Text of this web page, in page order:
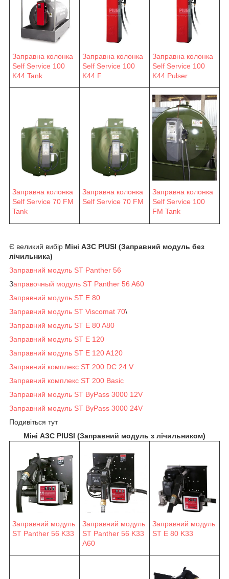
Заправна колонка
Self Service 100
K44 Tank
Заправна колонка
Self Service 100
K44 F
Заправна колонка
Self Service 100
K44 Pulser
Заправна колонка
Self Service 70 FM
Tank
Заправна колонка
Self Service 70 FM
Заправна колонка
Self Service 100
FM Tank
Є великий вибір Міні АЗС PIUSI (Заправний модуль без
лічильника)
Заправний модуль ST Panther 56
Заправочный модуль ST Panther 56 A60
Заправний модуль ST E 80
Заправний модуль ST Viscomat 70\
Заправний модуль ST E 80 A80
Заправний модуль ST E 120
Заправний модуль ST E 120 A120
Заправний комплекс ST 200 DC 24 V
Заправний комплекс ST 200 Basic
Заправний модуль ST ByPass 3000 12V
Заправний модуль ST ByPass 3000 24V
Подивіться тут
Міні АЗС PIUSI (Заправний модуль з лічильником)
Заправний модуль
ST Panther 56 K33
Заправний модуль
ST Panther 56 K33
A60
Заправний модуль
ST E 80 K33